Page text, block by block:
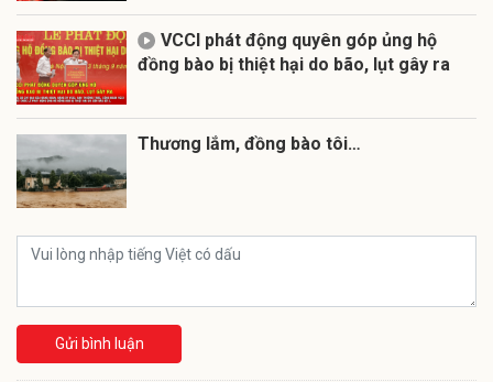
VCCI phát động quyên góp ủng hộ
đồng bào bị thiệt hại do bão, lụt gây ra
Thương lắm, đồng bào tôi…
Gửi bình luận